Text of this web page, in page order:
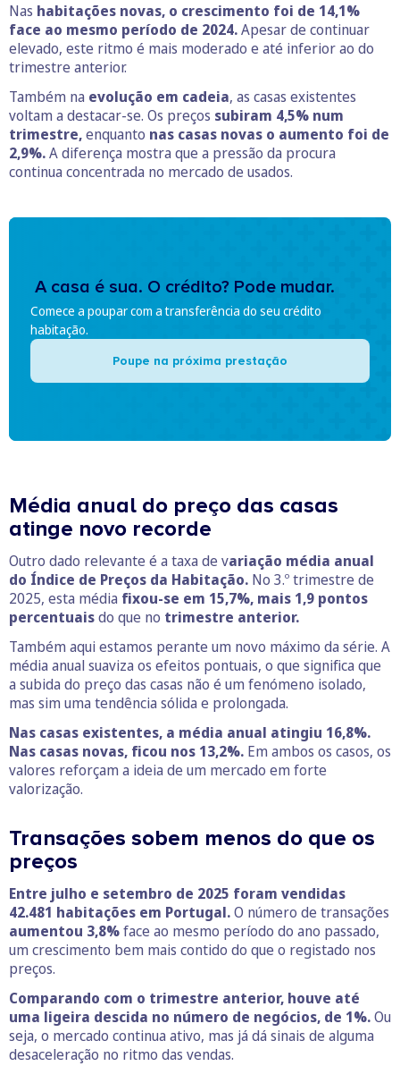
Nas habitações novas, o crescimento foi de 14,1%
face ao mesmo período de 2024.Apesar de continuar
elevado, este ritmo é mais moderado e até inferior ao do
trimestre anterior.
Também na evolução em cadeia, as casas existentes
voltam a destacar-se. Os preços subiram 4,5% num
trimestre,enquanto nas casas novas o aumento foi de
2,9%.A diferença mostra que a pressão da procura
continua concentrada no mercado de usados.
A casa é sua. O crédito? Pode mudar.
Comece a poupar com a transferência do seu crédito
habitação.
Poupe na próxima prestação
Média anual do preço das casas
atinge novo recorde
Outro dado relevante é a taxa de variação média anual
do Índice de Preços da Habitação. No 3.º trimestre de
2025, esta média fixou-se em 15,7%, mais 1,9 pontos
percentuaisdo que no trimestre anterior.
Também aqui estamos perante um novo máximo da série. A
média anual suaviza os efeitos pontuais, o que significa que
a subida do preço das casas não é um fenómeno isolado,
mas sim uma tendência sólida e prolongada.
Nas casas existentes, a média anual atingiu 16,8%.
Nas casas novas, ficou nos 13,2%. Em ambos os casos, os
valores reforçam a ideia de um mercado em forte
valorização.
Transações sobem menos do que os
preços
Entre julho e setembro de 2025 foram vendidas
42.481 habitações em Portugal.O número de transações
aumentou 3,8%face ao mesmo período do ano passado,
um crescimento bem mais contido do que o registado nos
preços.
Comparando com o trimestre anterior, houve até
uma ligeira descida no número de negócios, de 1%.Ou
seja, o mercado continua ativo, mas já dá sinais de alguma
desaceleração no ritmo das vendas.